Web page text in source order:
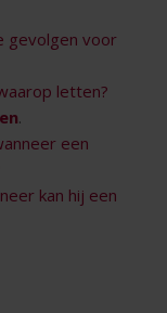
gevolgen voor
letten?
.
een
kan hij een